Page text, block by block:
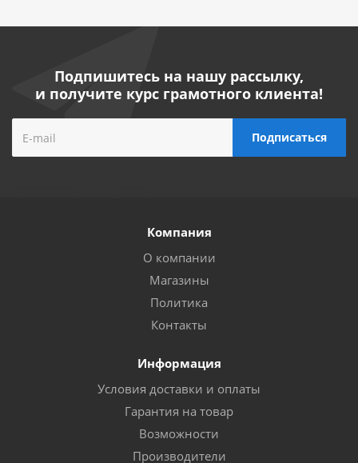
Подпишитесь на нашу рассылку,
и получите курс грамотного клиента!
Компания
О компании
Магазины
Политика
Контакты
Информация
Условия доставки и оплаты
Гарантия на товар
Возможности
Производители